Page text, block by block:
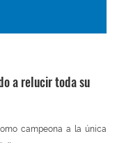
a relucir toda su
campeona a la única